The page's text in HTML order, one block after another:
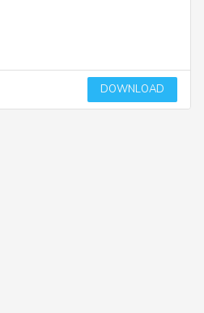
DOWNLOAD